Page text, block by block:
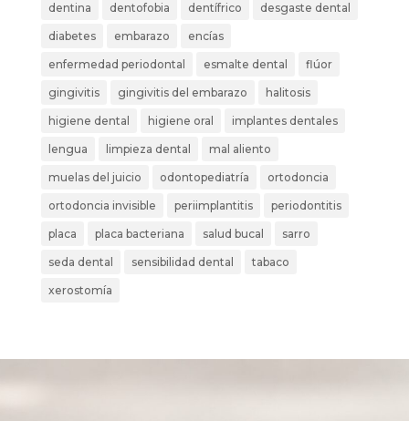
dentina dentofobia dentífrico desgaste dental
diabetes embarazo encías
enfermedad periodontal esmalte dental flúor
gingivitis gingivitis del embarazo halitosis
higiene dental higiene oral implantes dentales
lengua limpieza dental mal aliento
muelas del juicio odontopediatría ortodoncia
ortodoncia invisible periimplantitis periodontitis
placa placa bacteriana salud bucal sarro
seda dental sensibilidad dental tabaco
xerostomía